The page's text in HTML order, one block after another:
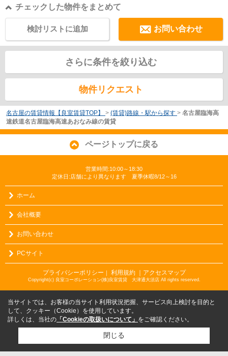
チェックした物件をまとめて
お問い合わせ
検討リストに追加
さらに条件を絞り込む
物件リクエスト
名古屋の賃貸情報【良室賃貸TOP】 > (賃貸)路線・駅から探す > 名古屋臨海高
速鉄道名古屋臨海高速あおなみ線の賃貸
ページトップに戻る
営業時間:10:00～18:30
定休日:店舗により異なります 夏季休暇8/12～16
ホーム
会社概要
お問い合わせ
PCサイト
プライバシーポリシー ｜ 利用規約 ｜アクセスマップ
Copyright(c) 良室コーポレーション(株)良室賃貸 大津通大須店 All rights reserved.
当サイトでは、お客様の当サイト利用状況把握、サービス向上検討を目的と
して、クッキー（Cookie）を使用しています。
詳しくは、当社の 「Cookieの取扱いについて」 をご確認ください。
閉じる